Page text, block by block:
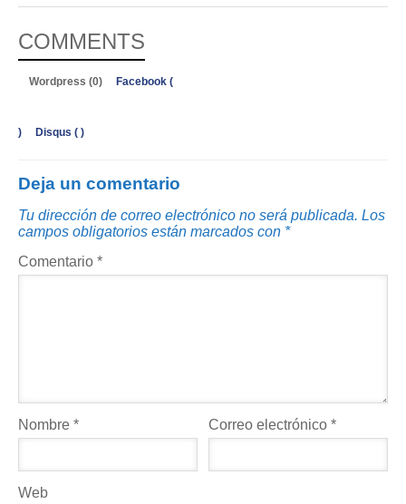
COMMENTS
Wordpress (0) Facebook (
) Disqus ( )
Deja un comentario
Tu dirección de correo electrónico no será publicada. Los
campos obligatorios están marcados con *
Comentario *
Nombre * Correo electrónico*
Web